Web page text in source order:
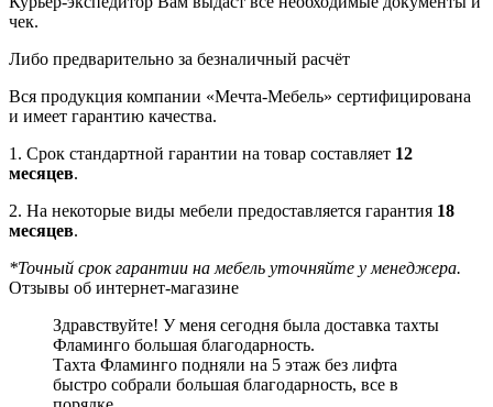
чек.
Либо предварительно за безналичный расчёт
Вся продукция компании «Мечта-Мебель» сертифицирована
и имеет гарантию качества.
1. Срок стандартной гарантии на товар составляет 12
месяцев.
2. На некоторые виды мебели предоставляется гарантия 18
месяцев.
*Точный срок гарантии на мебель уточняйте у менеджера.
Отзывы об интернет-магазине
Здравствуйте! У меня сегодня была доставка тахты
Фламинго большая благодарность.
Тахта Фламинго подняли на 5 этаж без лифта
быстро собрали большая благодарность, все в